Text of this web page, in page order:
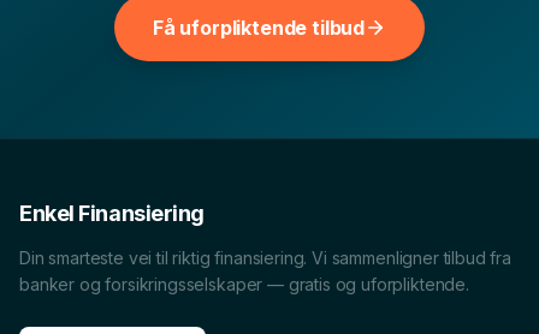
Tromsø Forbrukslåni Tromsø
Få uforpliktende tilbud
Enkel Finansiering
Din smarteste vei til riktig finansiering. Vi sammenligner tilbud fra
banker og forsikringsselskaper — gratis og uforpliktende.